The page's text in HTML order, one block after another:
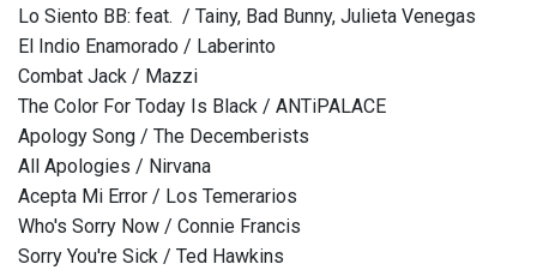
Lo Siento BB: feat. / Tainy, Bad Bunny, Julieta Venegas
El Indio Enamorado / Laberinto
Combat Jack / Mazzi
The Color For Today Is Black / ANTiPALACE
Apology Song / The Decemberists
All Apologies / Nirvana
Acepta Mi Error / Los Temerarios
Who's Sorry Now / Connie Francis
Sorry You're Sick / Ted Hawkins